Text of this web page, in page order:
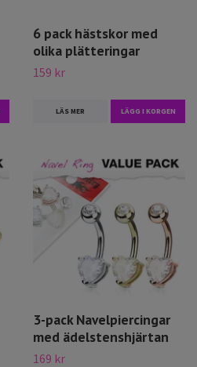
6 pack hästskor med
olika plätteringar
159 kr
LÄS MER LÄGG I KORGEN
3-pack Navelpiercingar
med ädelstenshjärtan
169 kr